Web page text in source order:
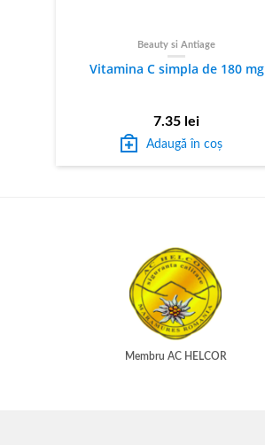
Beauty si Antiage
Vitamina C simpla de 180 mg
7.35 lei
Adaugă în coș
Membru AC HELCOR